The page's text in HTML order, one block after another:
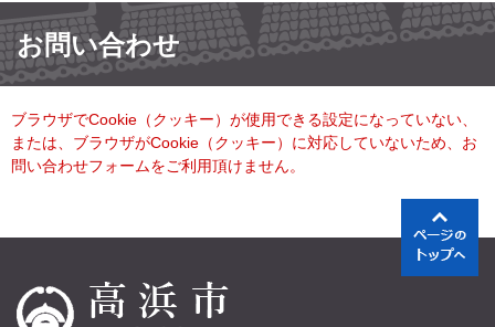
で
す
。
ば
し
て
本
へ
文 お問い合わせ
ブラウザでCookie（クッキー）が使用できる設定になっていない、
または、ブラウザがCookie（クッキー）に対応していないため、お
問い合わせフォームをご利用頂けません。